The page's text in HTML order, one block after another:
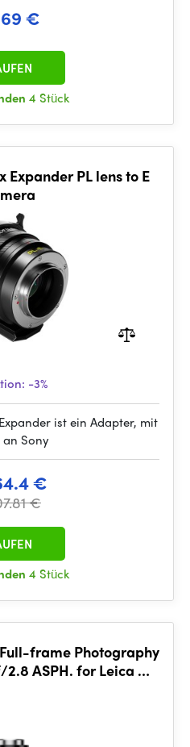
€
4 Stück
Expander PL lens to E
-3%
ist ein Adapter, mit
Sony
€
€
4 Stück
frame Photography
ASPH. for Leica M